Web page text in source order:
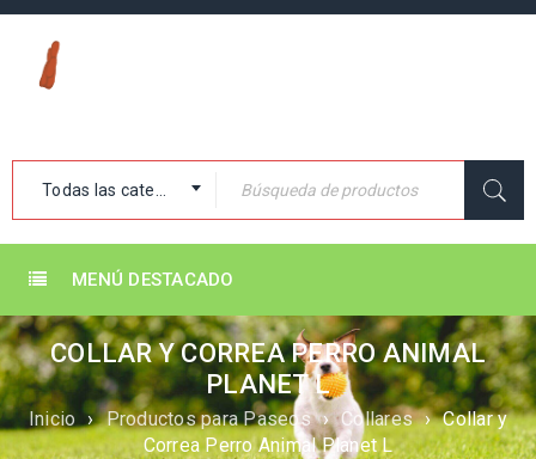
Todas las categorías
MENÚ DESTACADO
COLLAR Y CORREA PERRO ANIMAL
PLANET L
Inicio › Productos para Paseos › Collares › Collar y
Correa Perro Animal Planet L